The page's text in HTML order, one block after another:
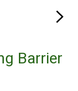
Barrier